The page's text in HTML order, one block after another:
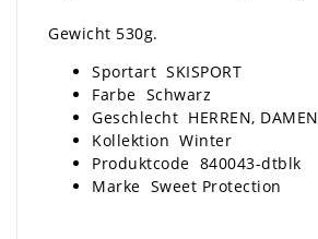
Gewicht 530g.
Sportart SKISPORT
Farbe Schwarz
Geschlecht HERREN, DAMEN
Kollektion Winter
Produktcode 840043-dtblk
Marke Sweet Protection